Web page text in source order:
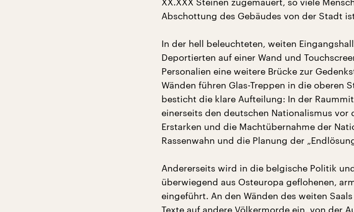
Abschottung des Gebäudes von der Stadt
In der hell beleuchteten, weiten
Deportierten auf einer Wand und
Personalien eine weitere Brücke zur
Wänden führen Glas-Treppen in die oberen
besticht die klare Aufteilung: In der
einerseits den deutschen Nationalismus vor
Erstarken und die Machtübernahme der
Rassenwahn und die Planung der
Andererseits wird in die belgische Politik
überwiegend aus Osteuropa geflohenen,
eingeführt. An den Wänden des weiten
Texte auf andere Völkermorde ein, von der